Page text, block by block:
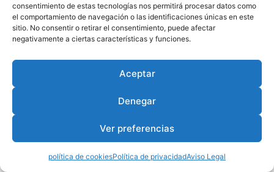
consentimiento de estas tecnologías nos permitirá procesar datos como
el comportamiento de navegación o las identificaciones únicas en este
sitio. No consentir o retirar el consentimiento, puede afectar
negativamente a ciertas características y funciones.
Aceptar
Denegar
Ver preferencias
política de cookiesPolítica de privacidadAviso Legal
Aviso Legal
Política de Privacidad
Política de Cookies